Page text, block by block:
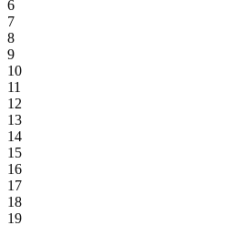
6
7
8
9
10
11
12
13
14
15
16
17
18
19